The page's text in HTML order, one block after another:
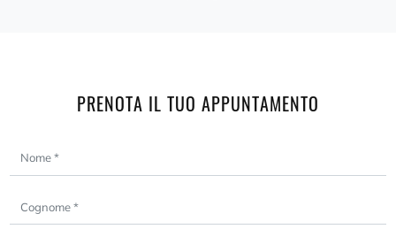
PRENOTA IL TUO APPUNTAMENTO